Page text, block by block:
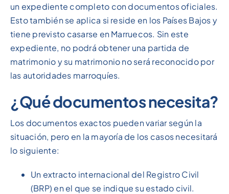
un expediente completo con documentos oficiales.
Esto también se aplica si reside en los Países Bajos y
tiene previsto casarse en Marruecos. Sin este
expediente, no podrá obtener una partida de
matrimonio y su matrimonio no será reconocido por
las autoridades marroquíes.
¿Qué documentos necesita?
Los documentos exactos pueden variar según la
situación, pero en la mayoría de los casos necesitará
lo siguiente:
Un extracto internacional del Registro Civil
(BRP) en el que se indique su estado civil.